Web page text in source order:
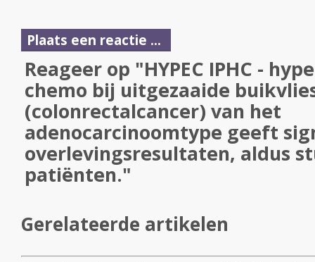
Plaats een reactie ...
Reageer op "HYPEC IPHC -
chemo bij uitgezaaide
(colonrectalcancer) van het
adenocarcinoomtype geeft
overlevingsresultaten, aldus
patiënten."
Gerelateerde artikelen